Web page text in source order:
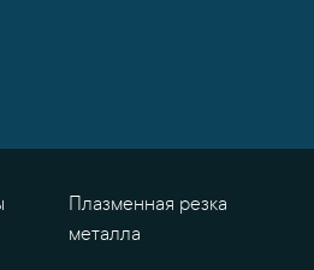
Плазменная резка
металла